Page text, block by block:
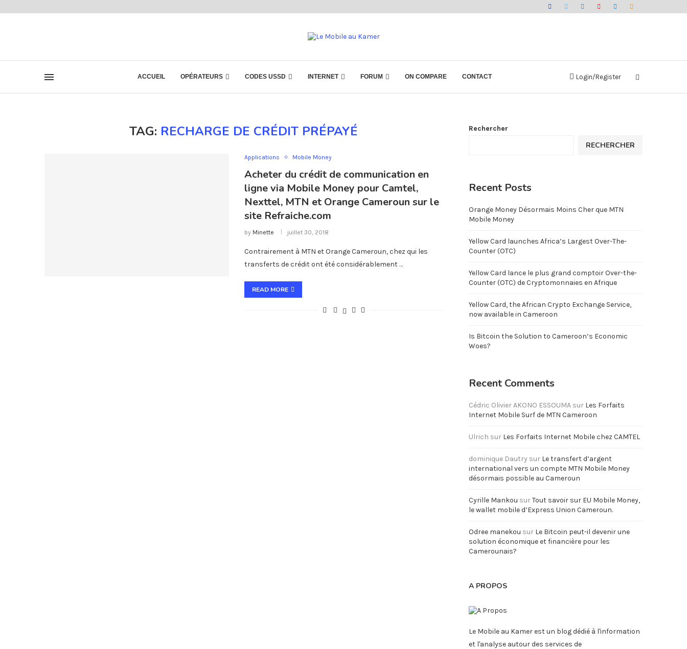
ACCUEIL OPÉRATEURS CODES USSD INTERNET FORUM ON COMPARE CONTACT Login/Register
TAG: RECHARGE DE CRÉDIT PRÉPAYÉ
Applications Mobile Money
Acheter du crédit de communication en
ligne via Mobile Money pour Camtel,
Nexttel, MTN et Orange Cameroun sur le
site Refraiche.com
by Minette juillet 30, 2018
Contrairement à MTN et Orange Cameroun, chez qui les
transferts de crédit ont été considérablement …
READ MORE
Rechercher
RECHERCHER
Recent Posts
Orange Money Désormais Moins Cher que MTN
Mobile Money
Yellow Card launches Africa’s Largest Over-The-
Counter (OTC)
Yellow Card lance le plus grand comptoir Over-the-
Counter (OTC) de Cryptomonnaies en Afrique
Yellow Card, the African Crypto Exchange Service,
now available in Cameroon
Is Bitcoin the Solution to Cameroon’s Economic
Woes?
Recent Comments
Cédric Olivier AKONO ESSOUMA sur Les Forfaits
Internet Mobile Surf de MTN Cameroon
Ulrich sur Les Forfaits Internet Mobile chez CAMTEL
dominique Dautry sur Le transfert d’argent
international vers un compte MTN Mobile Money
désormais possible au Cameroun
Cyrille Mankou surTout savoir sur EU Mobile Money,
le wallet mobile d’Express Union Cameroun.
Odree manekou sur Le Bitcoin peut-il devenir une
solution économique et financière pour les
Camerounais?
A PROPOS
Le Mobile au Kamer est un blog dédié à l'information
et l'analyse autour des services de